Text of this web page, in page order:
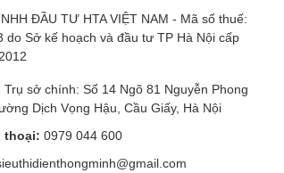
ĐẦU TƯ HTA VIỆT NAM - Mã số thuế:
do Sở kế hoạch và đầu tư TP Hà Nội cấp
Trụ sở chính: Số 14 Ngõ 81 Nguyễn Phong
Dịch Vọng Hậu, Cầu Giấy, Hà Nội
thoại: 0979 044 600